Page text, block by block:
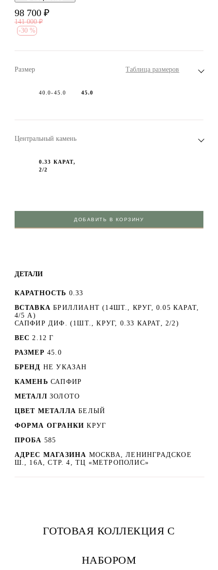
98 700 ₽
141 000 ₽
-30 %
Размер Таблица размеров
40.0-45.0 45.0
Центральный камень
0.33 КАРАТ,
2/2
ДОБАВИТЬ В КОРЗИНУ
ДЕТАЛИ
КАРАТНОСТЬ 0.33
ВСТАВКА БРИЛЛИАНТ (14ШТ., КРУГ, 0.05 КАРАТ,
4/5 А)
САПФИР ДИФ. (1ШТ., КРУГ, 0.33 КАРАТ, 2/2)
ВЕС 2.12 Г
РАЗМЕР 45.0
БРЕНД НЕ УКАЗАН
КАМЕНЬ САПФИР
МЕТАЛЛ ЗОЛОТО
ЦВЕТ МЕТАЛЛА БЕЛЫЙ
ФОРМА ОГРАНКИ КРУГ
ПРОБА 585
АДРЕС МАГАЗИНА МОСКВА, ЛЕНИНГРАДСКОЕ
Ш., 16А, СТР. 4, ТЦ «МЕТРОПОЛИС»
ГОТОВАЯ КОЛЛЕКЦИЯ С
НАБОРОМ